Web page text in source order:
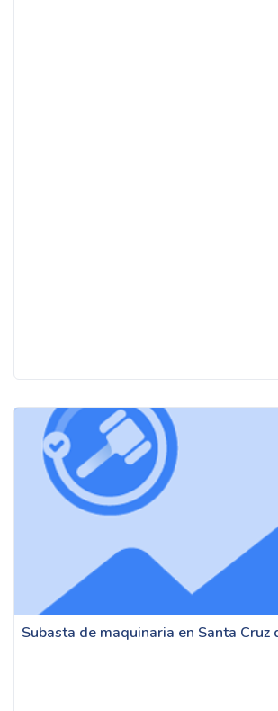
Subasta de maquinaria en Santa Cruz